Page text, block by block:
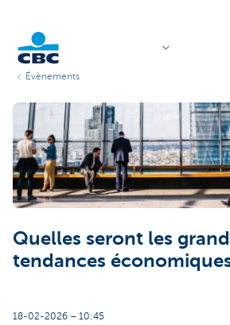
Évènements
Quelles seront les
tendances
18-02-2026 – 10:45